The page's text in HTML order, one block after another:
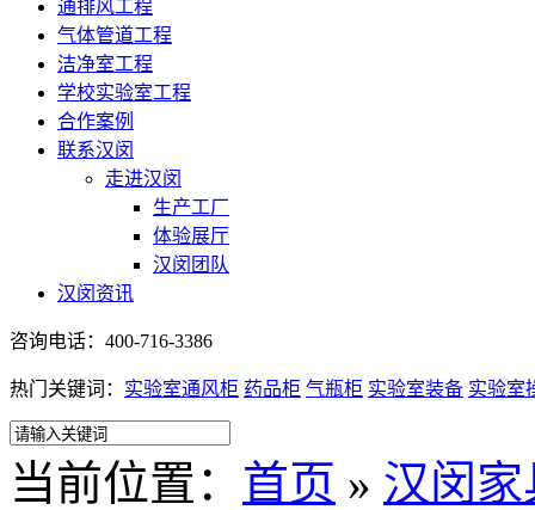
通排风工程
气体管道工程
洁净室工程
学校实验室工程
合作案例
联系汉闵
走进汉闵
生产工厂
体验展厅
汉闵团队
汉闵资讯
咨询电话：400-716-3386
热门关键词： 实验室通风柜 药品柜 气瓶柜 实验室装备 实验室
当前位置： 首页 » 汉闵